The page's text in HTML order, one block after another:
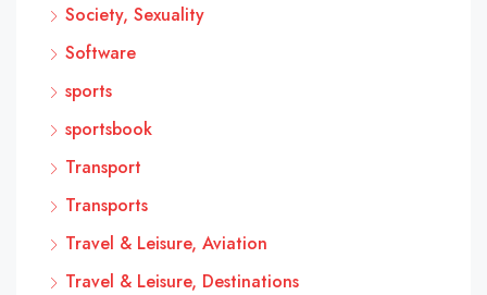
Society, Sexuality
Software
sports
sportsbook
Transport
Transports
Travel & Leisure, Aviation
Travel & Leisure, Destinations